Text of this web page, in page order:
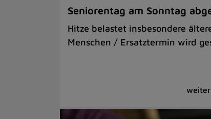
Seniorentag am Sonntag
Hitze belastet insbesondere
Menschen / Ersatztermin wird